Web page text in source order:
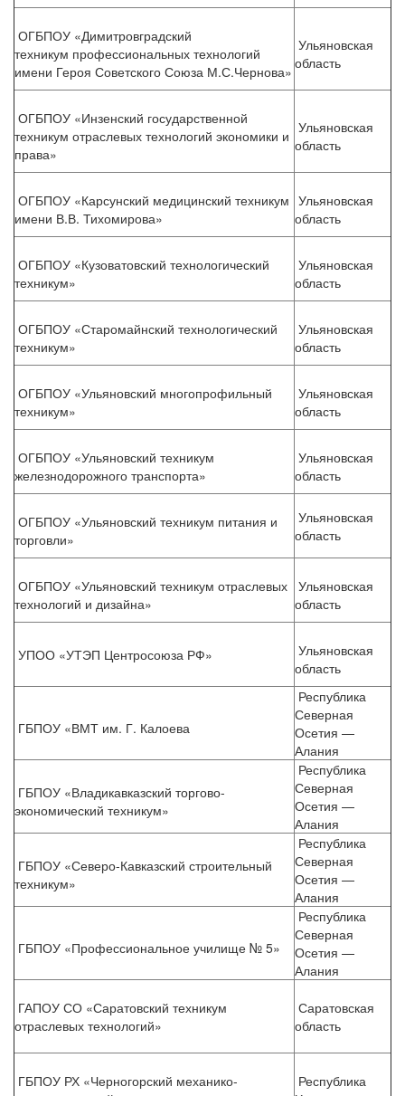
ОГБПОУ «Димитровградский
техникум профессиональных технологий
имени Героя Советского Союза М.С.Чернова»
Ульяновская
область
ОГБПОУ «Инзенский государственной
техникум отраслевых технологий экономики и
права»
Ульяновская
область
ОГБПОУ «Карсунский медицинский техникум
имени В.В. Тихомирова»
Ульяновская
область
ОГБПОУ «Кузоватовский технологический
техникум»
Ульяновская
область
ОГБПОУ «Старомайнский технологический
техникум»
Ульяновская
область
ОГБПОУ «Ульяновский многопрофильный
техникум»
Ульяновская
область
ОГБПОУ «Ульяновский техникум
железнодорожного транспорта»
Ульяновская
область
ОГБПОУ «Ульяновский техникум питания и
торговли»
Ульяновская
область
ОГБПОУ «Ульяновский техникум отраслевых
технологий и дизайна»
Ульяновская
область
УПОО «УТЭП Центросоюза РФ»
Ульяновская
область
ГБПОУ «ВМТ им. Г. Калоева
Республика
Северная
Осетия —
Алания
ГБПОУ «Владикавказский торгово-
экономический техникум»
Республика
Северная
Осетия —
Алания
ГБПОУ «Северо-Кавказский строительный
техникум»
Республика
Северная
Осетия —
Алания
ГБПОУ «Профессиональное училище № 5»
Республика
Северная
Осетия —
Алания
ГАПОУ СО «Саратовский техникум
отраслевых технологий»
Саратовская
область
ГБПОУ РХ «Черногорский механико-
Республика